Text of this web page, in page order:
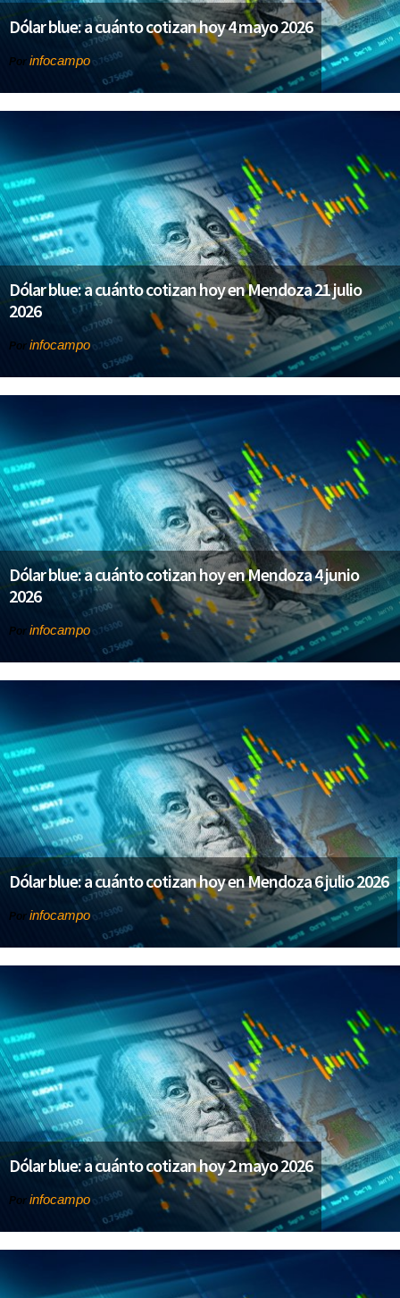
Dólar blue: a cuánto cotizan hoy 4 mayo 2026
Por infocampo
Dólar blue: a cuánto cotizan hoy en Mendoza 21 julio
2026
Por infocampo
Dólar blue: a cuánto cotizan hoy en Mendoza 4 junio
2026
Por infocampo
Dólar blue: a cuánto cotizan hoy en Mendoza 6 julio 2026
Por infocampo
Dólar blue: a cuánto cotizan hoy 2 mayo 2026
Por infocampo